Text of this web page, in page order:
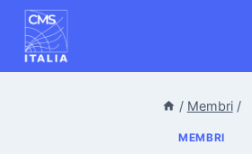
/ Membri /
MEMBRI